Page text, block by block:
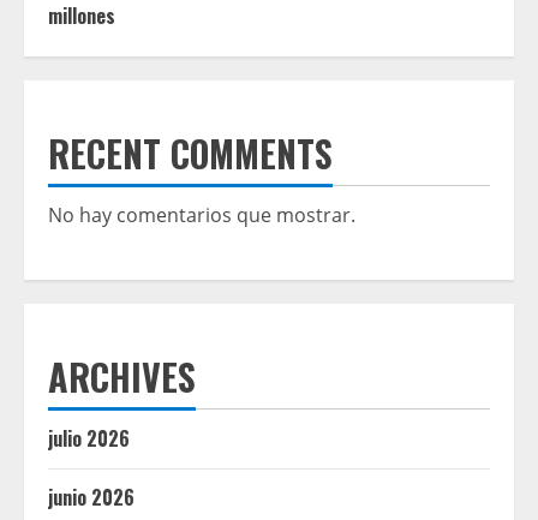
millones
RECENT COMMENTS
No hay comentarios que mostrar.
ARCHIVES
julio 2026
junio 2026